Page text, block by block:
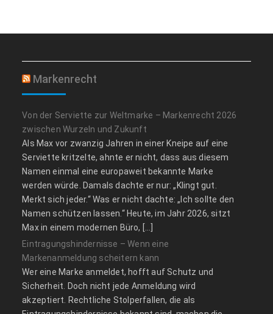
Markenrecht
Von der Serviette zur Weltmarke – Markenrecht 2026
zwischen Wurzeln und Zukunft
Als Max vor zwanzig Jahren in einer Kneipe auf eine
Serviette kritzelte, ahnte er nicht, dass aus diesem
Namen einmal eine europaweit bekannte Marke
werden würde. Damals dachte er nur: „Klingt gut.
Merkt sich jeder.“ Was er nicht dachte: „Ich sollte den
Namen schützen lassen.“ Heute, im Jahr 2026, sitzt
Max in einem modernen Büro, […]
Eintragungshindernisse – Wenn eine
Markenanmeldung scheitern kann
Wer eine Marke anmeldet, hofft auf Schutz und
Sicherheit. Doch nicht jede Anmeldung wird
akzeptiert. Rechtliche Stolperfallen, die als